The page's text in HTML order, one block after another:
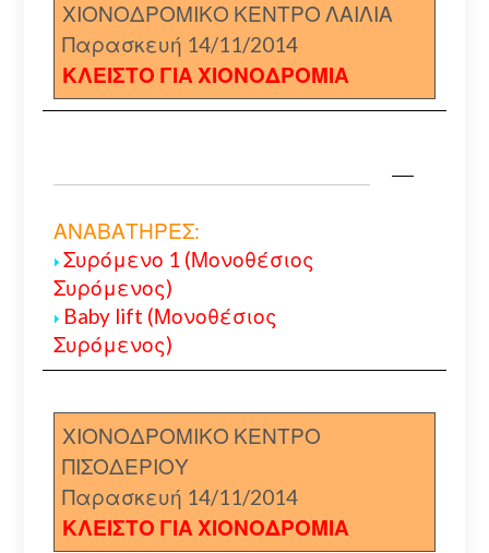
ΧΙΟΝΟΔΡΟΜΙΚΟ ΚΕΝΤΡΟ ΛΑΙΛΙΑ
Παρασκευή 14/11/2014
ΚΛΕΙΣΤΟ ΓΙΑ ΧΙΟΝΟΔΡΟΜΙΑ
ΑΝΑΒΑΤΗΡΕΣ:
Συρόμενο 1 (Μονοθέσιος
Συρόμενος)
Baby lift (Μονοθέσιος
Συρόμενος)
ΧΙΟΝΟΔΡΟΜΙΚΟ ΚΕΝΤΡΟ
ΠΙΣΟΔΕΡΙΟΥ
Παρασκευή 14/11/2014
ΚΛΕΙΣΤΟ ΓΙΑ ΧΙΟΝΟΔΡΟΜΙΑ